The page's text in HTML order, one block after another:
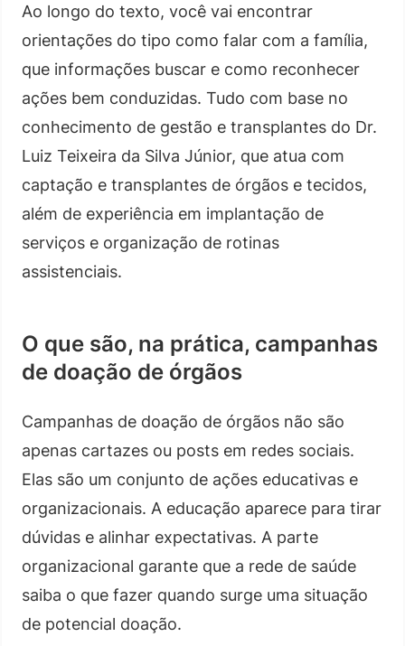
Ao longo do texto, você vai encontrar
orientações do tipo como falar com a família,
que informações buscar e como reconhecer
ações bem conduzidas. Tudo com base no
conhecimento de gestão e transplantes do Dr.
Luiz Teixeira da Silva Júnior, que atua com
captação e transplantes de órgãos e tecidos,
além de experiência em implantação de
serviços e organização de rotinas
assistenciais.
O que são, na prática, campanhas
de doação de órgãos
Campanhas de doação de órgãos não são
apenas cartazes ou posts em redes sociais.
Elas são um conjunto de ações educativas e
organizacionais. A educação aparece para tirar
dúvidas e alinhar expectativas. A parte
organizacional garante que a rede de saúde
saiba o que fazer quando surge uma situação
de potencial doação.